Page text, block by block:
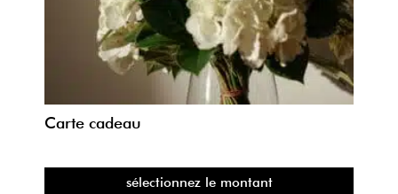
Carte cadeau
sélectionnez le montant